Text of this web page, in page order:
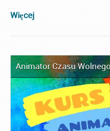
Więcej
Animator Czasu